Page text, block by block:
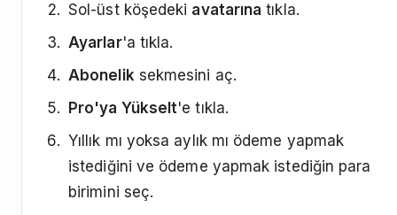
Sol-üst köşedeki avatarına tıkla.
Ayarlar'a tıkla.
Aboneliksekmesini aç.
Pro'ya Yükselt'e tıkla.
Yıllık mı yoksa aylık mı ödeme yapmak
istediğini ve ödeme yapmak istediğin para
birimini seç.